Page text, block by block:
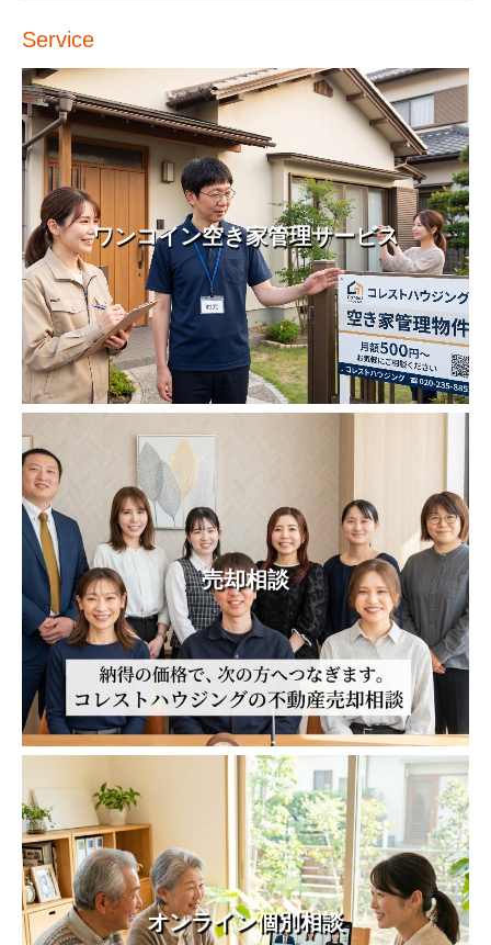
Service
ワンコイン空き家管理サービス
売却相談
オンライン個別相談